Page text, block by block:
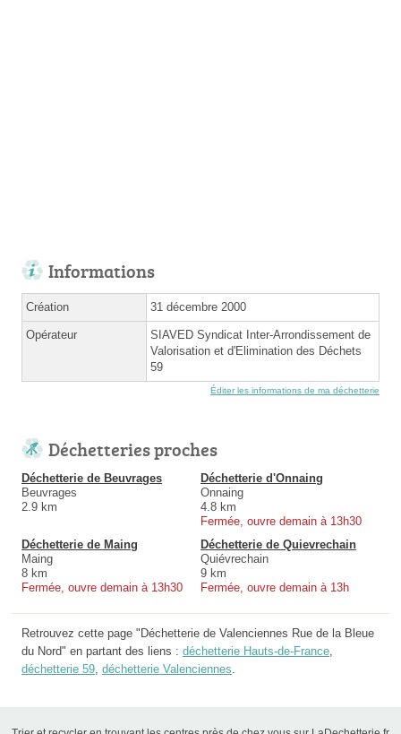
Informations
Création 31 décembre 2000
Opérateur
SIAVED Syndicat Inter-Arrondissement de
Valorisation et d'Elimination des Déchets
59
Éditer les informations de ma déchetterie
Déchetteries proches
Déchetterie de Beuvrages
Beuvrages
2.9 km
Déchetterie d'Onnaing
Onnaing
4.8 km
Fermée, ouvre demain à 13h30
Déchetterie de Maing
Maing
8 km
Fermée, ouvre demain à 13h30
Déchetterie de Quievrechain
Quiévrechain
9 km
Fermée, ouvre demain à 13h
Retrouvez cette page "Déchetterie de Valenciennes Rue de la Bleue
du Nord" en partant des liens : déchetterie Hauts-de-France
déchetterie 59 déchetterie Valenciennes